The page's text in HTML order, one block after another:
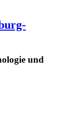
und